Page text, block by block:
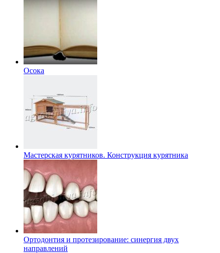
Осока
Мастерская курятников. Конструкция курятника
Ортодонтия и протезирование: синергия двух
направлений